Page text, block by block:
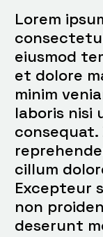
Lorem
eiusmod
et dolore
minim
laboris nisi
consequat.
cillum
Excepteur
non
deserunt